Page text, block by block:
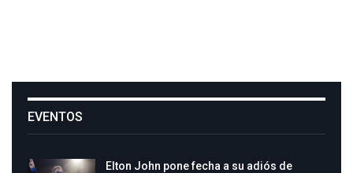
EVENTOS
Elton John pone fecha a su adiós de